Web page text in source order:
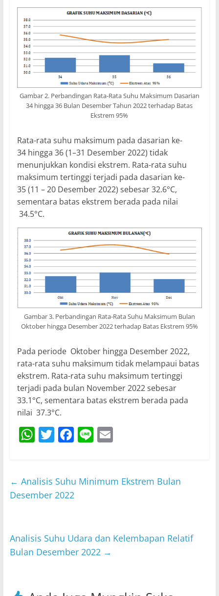
Gambar 2. Perbandingan Rata-Rata Suhu Maksimum Dasarian
34 hingga 36 Bulan Desember Tahun 2022 terhadap Batas
Ekstrem 95%
Rata-rata suhu maksimum pada dasarian ke-
34 hingga 36 (1–31 Desember 2022) tidak
menunjukkan kondisi ekstrem. Rata-rata suhu
maksimum tertinggi terjadi pada dasarian ke-
35 (11 – 20 Desember 2022) sebesar 32.6°C,
sementara batas ekstrem berada pada nilai
34.5°C.
Gambar 3. Perbandingan Rata-Rata Suhu Maksimum Bulan
Oktober hingga Desember 2022 terhadap Batas Ekstrem 95%
Pada periode Oktober hingga Desember 2022,
rata-rata suhu maksimum tidak melampaui batas
ekstrem. Rata-rata suhu maksimum tertinggi
terjadi pada bulan November 2022 sebesar
33.1°C, sementara batas ekstrem berada pada
nilai 37.3°C.
W
s
A
T
er
F
e
b
k
Li E
l
← Analisis Suhu Minimum Ekstrem Bulan
Desember 2022
Analisis Suhu Udara dan Kelembapan Relatif
Bulan Desember 2022 →